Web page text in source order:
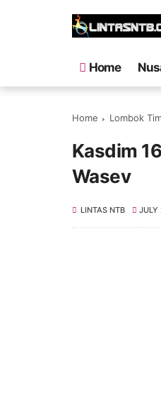
Home
Home Lombok
Kasdim
Wasev
LINTAS NTB JULY